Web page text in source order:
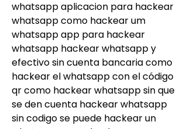
whatsapp aplicacion para hackear
whatsapp como hackear um
whatsapp app para hackear
whatsapp hackear whatsapp y
efectivo sin cuenta bancaria como
hackear el whatsapp con el código
qr como hackear whatsapp sin que
se den cuenta hackear whatsapp
sin codigo se puede hackear un